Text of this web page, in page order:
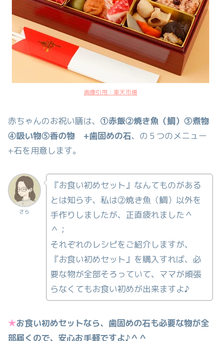
画像引用：楽天市場
赤ちゃんのお祝い膳は、 ①赤飯②焼き魚（鯛）③煮物
④吸い物⑤香の物 +歯固めの石、の５つのメニュー
+石を用意します。
さら
『お食い初めセット』なんてものがある
とは知らず、私は②焼き魚（鯛）以外を
手作りしましたが、正直疲れました＾
＾；
それぞれのレシピをご紹介しますが、
『お食い初めセット』を購入すれば、必
要な物が全部そろっていて、ママが頑張
らなくてもお食い初めが出来ますよ♪
★お食い初めセットなら、歯固めの石も必要な物が全
部届くので、安心お手軽ですよ♪＾＾